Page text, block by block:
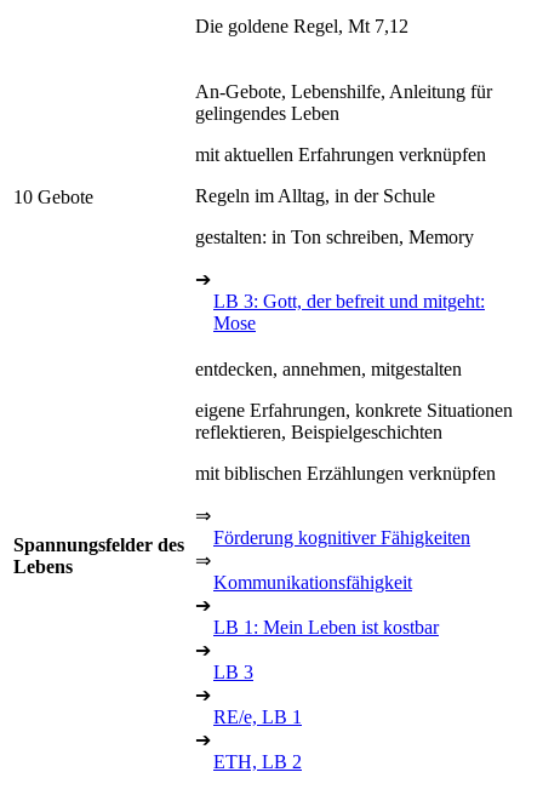
Die goldene Regel, Mt 7,12
10 Gebote
An-Gebote, Lebenshilfe, Anleitung für
gelingendes Leben
mit aktuellen Erfahrungen verknüpfen
Regeln im Alltag, in der Schule
gestalten: in Ton schreiben, Memory
➔
LB 3: Gott, der befreit und mitgeht:
Mose
Spannungsfelder des
Lebens
entdecken, annehmen, mitgestalten
eigene Erfahrungen, konkrete Situationen
reflektieren, Beispielgeschichten
mit biblischen Erzählungen verknüpfen
⇒
Förderung kognitiver Fähigkeiten
⇒
Kommunikationsfähigkeit
➔
LB 1: Mein Leben ist kostbar
➔
LB 3
➔
RE/e, LB 1
➔
ETH, LB 2